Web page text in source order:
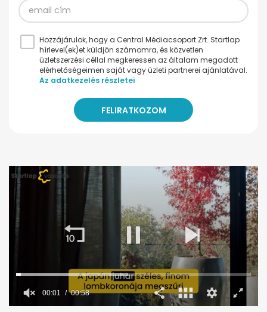
Hozzájárulok, hogy a Central Médiacsoport Zrt. Startlap
hírlevel(ek)et küldjön számomra, és közvetlen
üzletszerzési céllal megkeressen az általam megadott
elérhetőségeimen saját vagy üzleti partnerei ajánlatával.
Az adatkezelés részletei
00:02 00:58